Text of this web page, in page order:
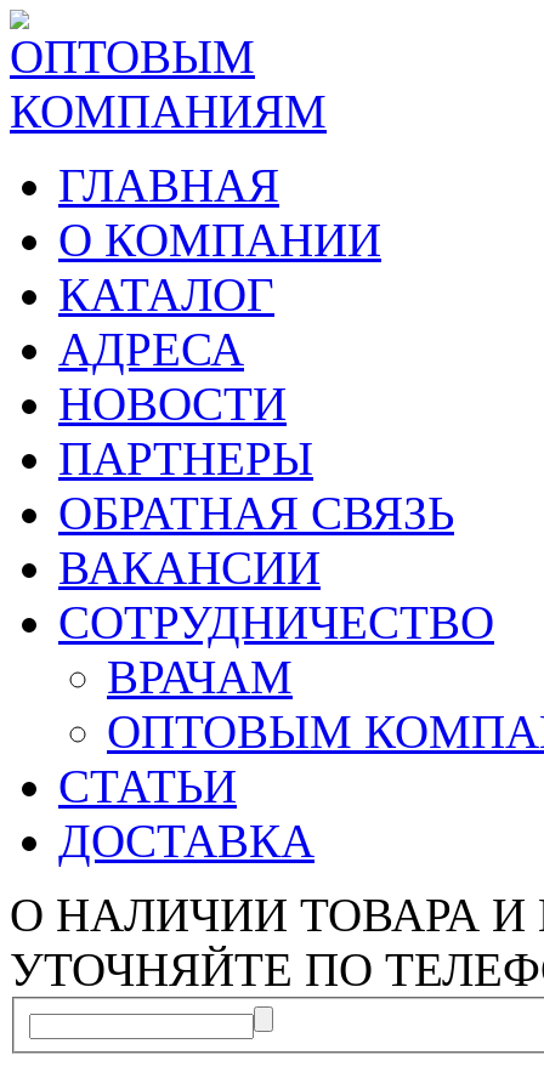
ГЛАВНАЯ
О КОМПАНИИ
КАТАЛОГ
АДРЕСА
НОВОСТИ
ПАРТНЕРЫ
ОБРАТНАЯ СВЯЗЬ
ВАКАНСИИ
СОТРУДНИЧЕСТВО
ВРАЧАМ
ОПТОВЫМ
СТАТЬИ
ДОСТАВКА
О НАЛИЧИИ ТОВАРА
УТОЧНЯЙТЕ ПО